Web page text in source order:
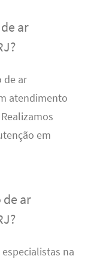
ar
de ar
atendimento
em
de ar
na